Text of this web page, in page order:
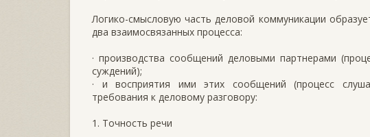
Логико-смысловую часть деловой коммуникации
два взаимосвязанных процесса:
· производства сообщений деловыми партнерами
суждений);
· и восприятия ими этих сообщений (процесс
требования к деловому разговору:
1. Точность речи